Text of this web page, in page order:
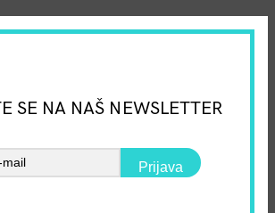
SE NA NAŠ NEWSLETTER
Prijava
na naslonu:
DODAJ U KOŠARICU